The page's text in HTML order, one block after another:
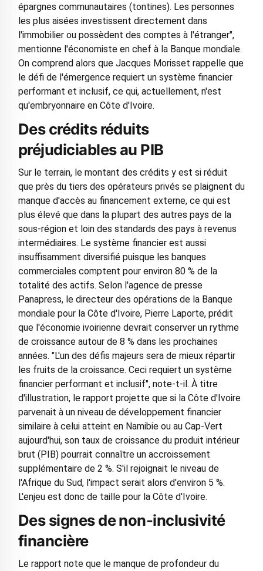
épargnes communautaires (tontines). Les personnes
les plus aisées investissent directement dans
l'immobilier ou possèdent des comptes à l'étranger",
mentionne l'économiste en chef à la Banque mondiale.
On comprend alors que Jacques Morisset rappelle que
le défi de l'émergence requiert un système financier
performant et inclusif, ce qui, actuellement, n'est
qu'embryonnaire en Côte d'Ivoire.
Des crédits réduits
préjudiciables au PIB
Sur le terrain, le montant des crédits y est si réduit
que près du tiers des opérateurs privés se plaignent du
manque d'accès au financement externe, ce qui est
plus élevé que dans la plupart des autres pays de la
sous-région et loin des standards des pays à revenus
intermédiaires. Le système financier est aussi
insuffisamment diversifié puisque les banques
commerciales comptent pour environ 80 % de la
totalité des actifs. Selon l'agence de presse
Panapress, le directeur des opérations de la Banque
mondiale pour la Côte d'Ivoire, Pierre Laporte, prédit
que l'économie ivoirienne devrait conserver un rythme
de croissance autour de 8 % dans les prochaines
années. "L'un des défis majeurs sera de mieux répartir
les fruits de la croissance. Ceci requiert un système
financier performant et inclusif", note-t-il. À titre
d'illustration, le rapport projette que si la Côte d'Ivoire
parvenait à un niveau de développement financier
similaire à celui atteint en Namibie ou au Cap-Vert
aujourd'hui, son taux de croissance du produit intérieur
brut (PIB) pourrait connaître un accroissement
supplémentaire de 2 %. S'il rejoignait le niveau de
l'Afrique du Sud, l'impact serait alors d'environ 5 %.
L'enjeu est donc de taille pour la Côte d'Ivoire.
Des signes de non-inclusivité
financière
Le rapport note que le manque de profondeur du